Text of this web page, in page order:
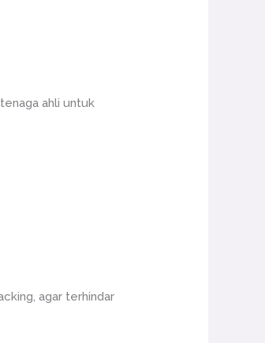
ahli untuk
agar terhindar